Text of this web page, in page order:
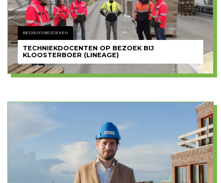
BEDRIJFSBEZOEKEN
TECHNIEKDOCENTEN OP BEZOEK BIJ
KLOOSTERBOER (LINEAGE)